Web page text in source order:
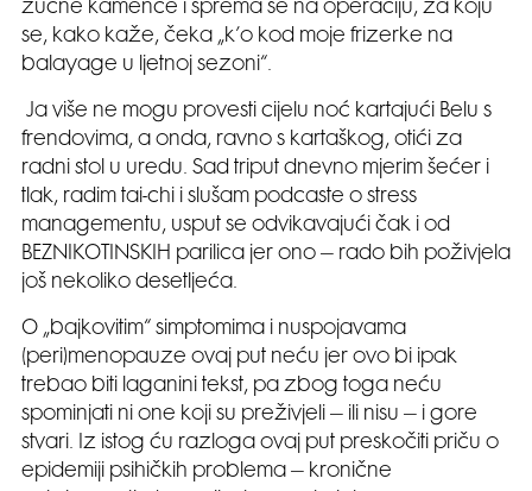
žučne kamence i sprema se na operaciju, za koju
se, kako kaže, čeka „k’o kod moje frizerke na
balayage u ljetnoj sezoni“.
Ja više ne mogu provesti cijelu noć kartajući Belu s
frendovima, a onda, ravno s kartaškog, otići za
radni stol u uredu. Sad triput dnevno mjerim šećer i
tlak, radim tai-chi i slušam podcaste o stress
managementu, usput se odvikavajući čak i od
BEZNIKOTINSKIH parilica jer ono – rado bih poživjela
još nekoliko desetljeća.
O „bajkovitim“ simptomima i nuspojavama
(peri)menopauze ovaj put neću jer ovo bi ipak
trebao biti laganini tekst, pa zbog toga neću
spominjati ni one koji su preživjeli – ili nisu – i gore
stvari. Iz istog ću razloga ovaj put preskočiti priču o
epidemiji psihičkih problema – kronične